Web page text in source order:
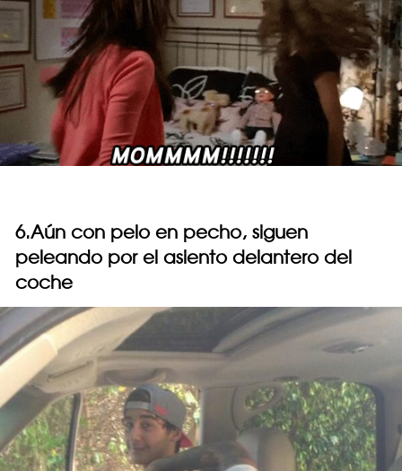
6.Aún con pelo en pecho, siguen
peleando por el asiento delantero del
coche